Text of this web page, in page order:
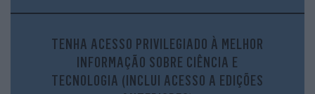
TENHA ACESSO PRIVILEGIADO À MELHOR
INFORMAÇÃO SOBRE CIÊNCIA E
TECNOLOGIA (INCLUI ACESSO A EDIÇÕES